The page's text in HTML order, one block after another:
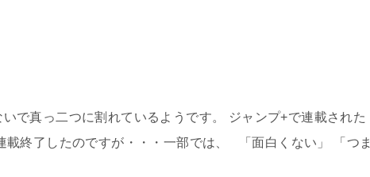
で真っ二つに割れているようです。 ジャンプ+で連載された
載終了したのですが・・・一部では、 「面白くない」 「つま